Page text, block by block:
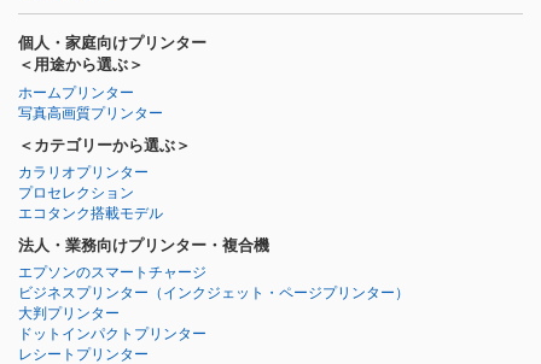
個人・家庭向けプリンター
＜用途から選ぶ＞
ホームプリンター
写真高画質プリンター
＜カテゴリーから選ぶ＞
カラリオプリンター
プロセレクション
エコタンク搭載モデル
法人・業務向けプリンター・複合機
エプソンのスマートチャージ
ビジネスプリンター （インクジェット・ページプリンター）
大判プリンター
ドットインパクトプリンター
レシートプリンター